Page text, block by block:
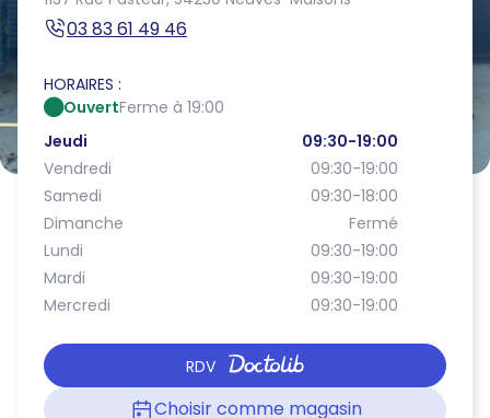
03 83 61 49 46
HORAIRES :
OuvertFerme à 19:00
Jeudi
09:30-19:00
Vendredi
09:30-19:00
Samedi
09:30-18:00
Dimanche
Fermé
Lundi
09:30-19:00
Mardi
09:30-19:00
Mercredi
09:30-19:00
RDV
Choisir comme magasin